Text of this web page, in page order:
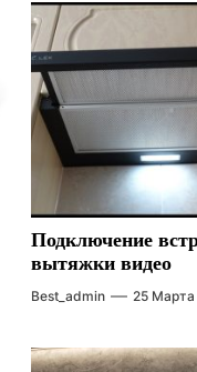
Подключение
вытяжки видео
Best_admin 25